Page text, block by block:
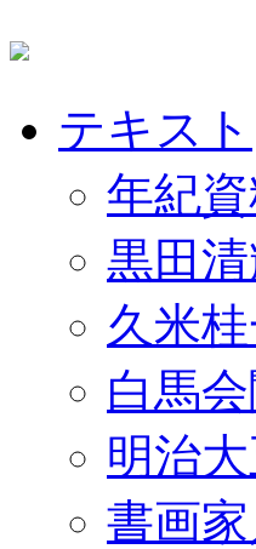
テキスト
年紀
黒田
久米
白馬
明治
書画